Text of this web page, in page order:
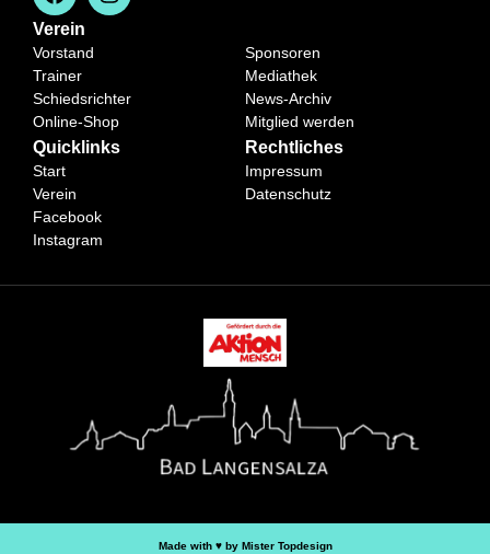
Quicklinks
Start
Verein
Facebook
Instagram
Verein
Vorstand
Trainer
Schiedsrichter
Online-Shop
Sponsoren
Mediathek
News-Archiv
Mitglied werden
Rechtliches
Impressum
Datenschutz
Made with ♥︎ by Mister Topdesign